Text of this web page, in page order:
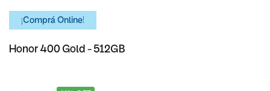
¡Comprá Online!
Honor 400 Gold - 512GB